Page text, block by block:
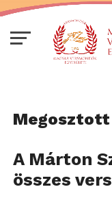
Megosztott
A Márton
összes